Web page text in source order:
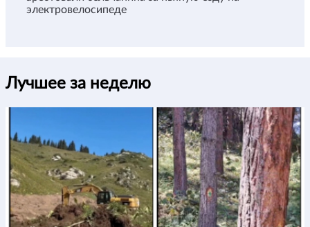
электровелосипеде
Лучшее за неделю